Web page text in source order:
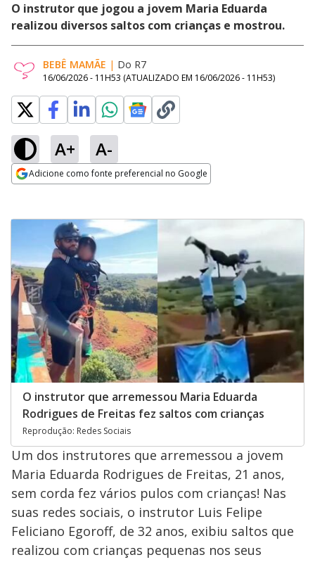
O instrutor que jogou a jovem Maria Eduarda
realizou diversos saltos com crianças e mostrou.
BEBÊ MAMÃE | Do R7
16/06/2026 - 11H53 (ATUALIZADO EM 16/06/2026 - 11H53)
A+ A-
Adicione como fonte preferencial no Google
O instrutor que arremessou Maria Eduarda
Rodrigues de Freitas fez saltos com crianças
Reprodução: Redes Sociais
Um dos instrutores que arremessou a jovem
Maria Eduarda Rodrigues de Freitas, 21 anos,
sem corda fez vários pulos com crianças! Nas
suas redes sociais, o instrutor Luis Felipe
Feliciano Egoroff, de 32 anos, exibiu saltos que
realizou com crianças pequenas nos seus